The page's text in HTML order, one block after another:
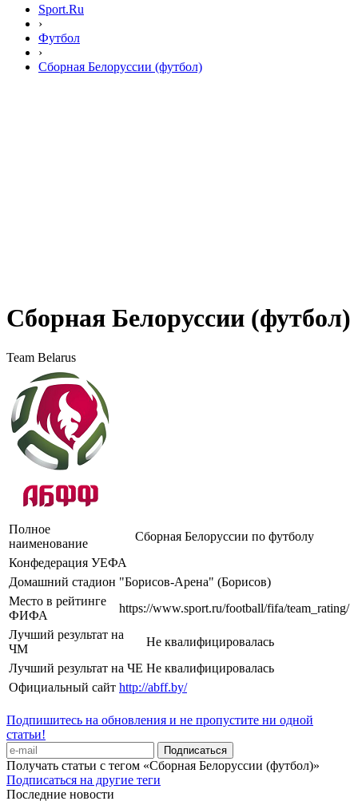
Sport.Ru
›
Футбол
›
Сборная Белоруссии (футбол)
Сборная Белоруссии (футбол)
Team Belarus
Полное
наименование
Сборная Белоруссии по футболу
Конфедерация УЕФА
Домашний стадион "Борисов-Арена" (Борисов)
Место в рейтинге
ФИФА
https://www.sport.ru/football/fifa/team_rating/
Лучший результат на
ЧМ
Не квалифицировалась
Лучший результат на ЧЕ Не квалифицировалась
Официальный сайт http://abff.by/
Подпишитесь на обновления и не пропустите ни одной
статьи!
Получать статьи с тегом «Сборная Белоруссии (футбол)»
Подписаться на другие теги
Последние новости